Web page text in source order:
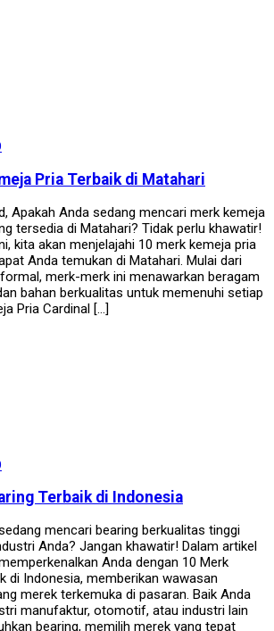
Pria Terbaik di Matahari
Apakah Anda sedang mencari merk kemeja
tersedia di Matahari? Tidak perlu khawatir!
kita akan menjelajahi 10 merk kemeja pria
Anda temukan di Matahari. Mulai dari
merk-merk ini menawarkan beragam
bahan berkualitas untuk memenuhi setiap
Pria Cardinal […]
Terbaik di Indonesia
mencari bearing berkualitas tinggi
Anda? Jangan khawatir! Dalam artikel
Anda dengan 10 Merk
di Indonesia, memberikan wawasan
merek terkemuka di pasaran. Baik Anda
manufaktur, otomotif, atau industri lain
bearing, memilih merek yang tepat